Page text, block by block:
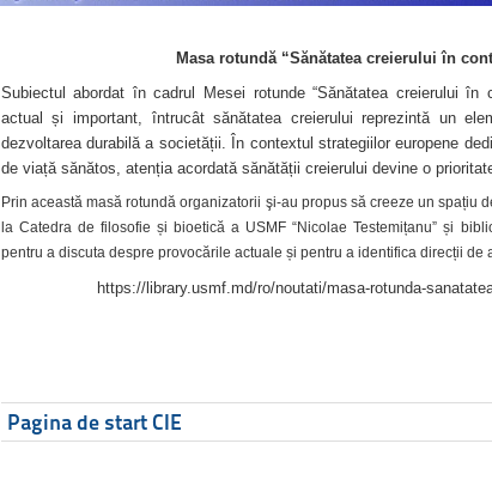
Masa rotundă “Sănătatea creierului în
Subiectul abordat în cadrul Mesei rotunde “Sănătatea creierului în
actual și important, întrucât sănătatea creierului reprezintă un
dezvoltarea durabilă a societății. În contextul strategiilor europene
de viață sănătos, atenția acordată sănătății creierului devine o
Prin această masă rotundă organizatorii şi-au propus să creeze un spațiu
la Catedra de filosofie și bioetică a USMF “Nicolae Testemițanu” și
pentru a discuta despre provocările actuale și pentru a identifica direcții
https://library.usmf.md/ro/noutati/masa-rotunda-
Pagina de start CIE